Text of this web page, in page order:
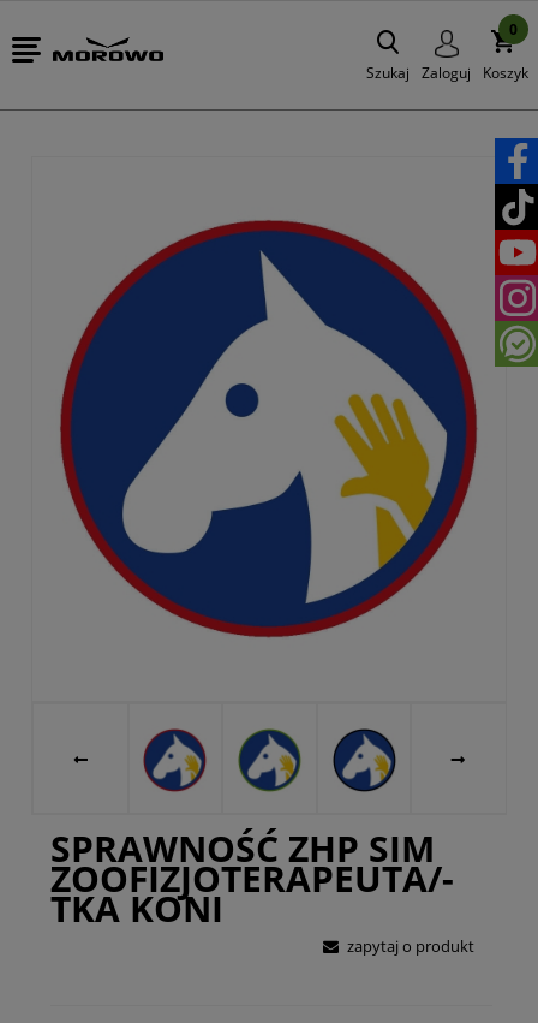
Szukaj Zaloguj Koszyk
0
SPRAWNOŚĆ ZHP SIM
ZOOFIZJOTERAPEUTA/-
TKA KONI
zapytaj o produkt